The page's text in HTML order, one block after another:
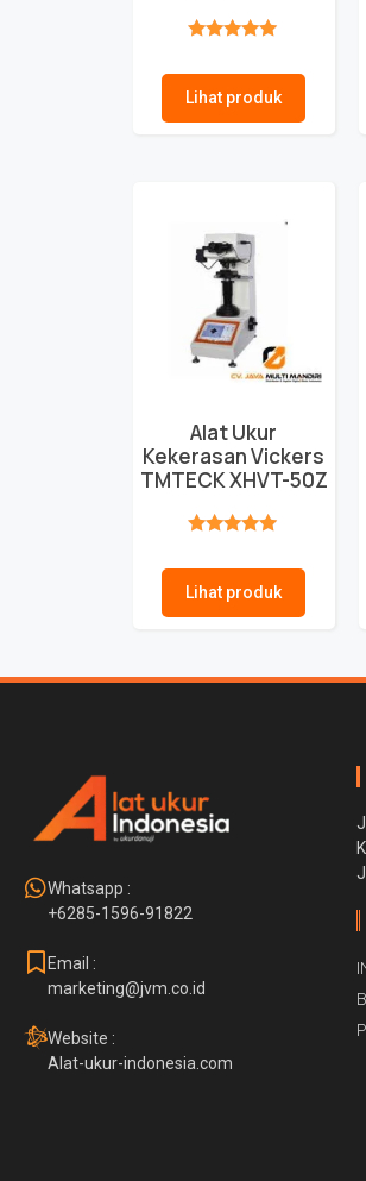
Lihat produk
Alat Ukur
Kekerasan Vickers
TMTECK XHVT-50Z
Lihat produk
Whatsapp :
+6285-1596-91822
Email :
marketing@jvm.co.id
Website :
Alat-ukur-indonesia.com